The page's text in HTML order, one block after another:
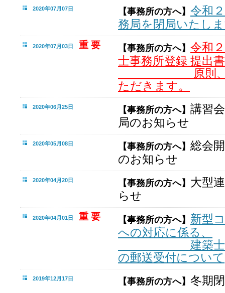
2020年07月07日 【事務所の方へ】 令和
務局を閉局いたし
2020年07月03日 重 要 【事務所の方へ】 令和
士事務所登録 提出
原則、郵送
ただきます。
2020年06月25日 【事務所の方へ】 講習
局のお知らせ
2020年05月08日 【事務所の方へ】 総会
のお知らせ
2020年04月20日 【事務所の方へ】 大型
らせ
2020年04月01日 重 要 【事務所の方へ】 新型
への対応に係る、
建築士事務
の郵送受付について
2019年12月17日 【事務所の方へ】 冬期